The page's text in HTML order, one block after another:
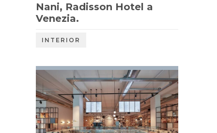
Nani, Radisson Hotel a
Venezia.
INTERIOR